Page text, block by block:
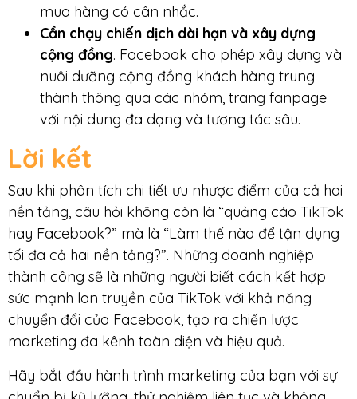
mua hàng có cân nhắc.
Cần chạy chiến dịch dài hạn và xây dựng
cộng đồng. Facebook cho phép xây dựng và
nuôi dưỡng cộng đồng khách hàng trung
thành thông qua các nhóm, trang fanpage
với nội dung đa dạng và tương tác sâu.
Lời kết
Sau khi phân tích chi tiết ưu nhược điểm của cả hai
nền tảng, câu hỏi không còn là “quảng cáo TikTok
hay Facebook?” mà là “Làm thế nào để tận dụng
tối đa cả hai nền tảng?”. Những doanh nghiệp
thành công sẽ là những người biết cách kết hợp
sức mạnh lan truyền của TikTok với khả năng
chuyển đổi của Facebook, tạo ra chiến lược
marketing đa kênh toàn diện và hiệu quả.
Hãy bắt đầu hành trình marketing của bạn với sự